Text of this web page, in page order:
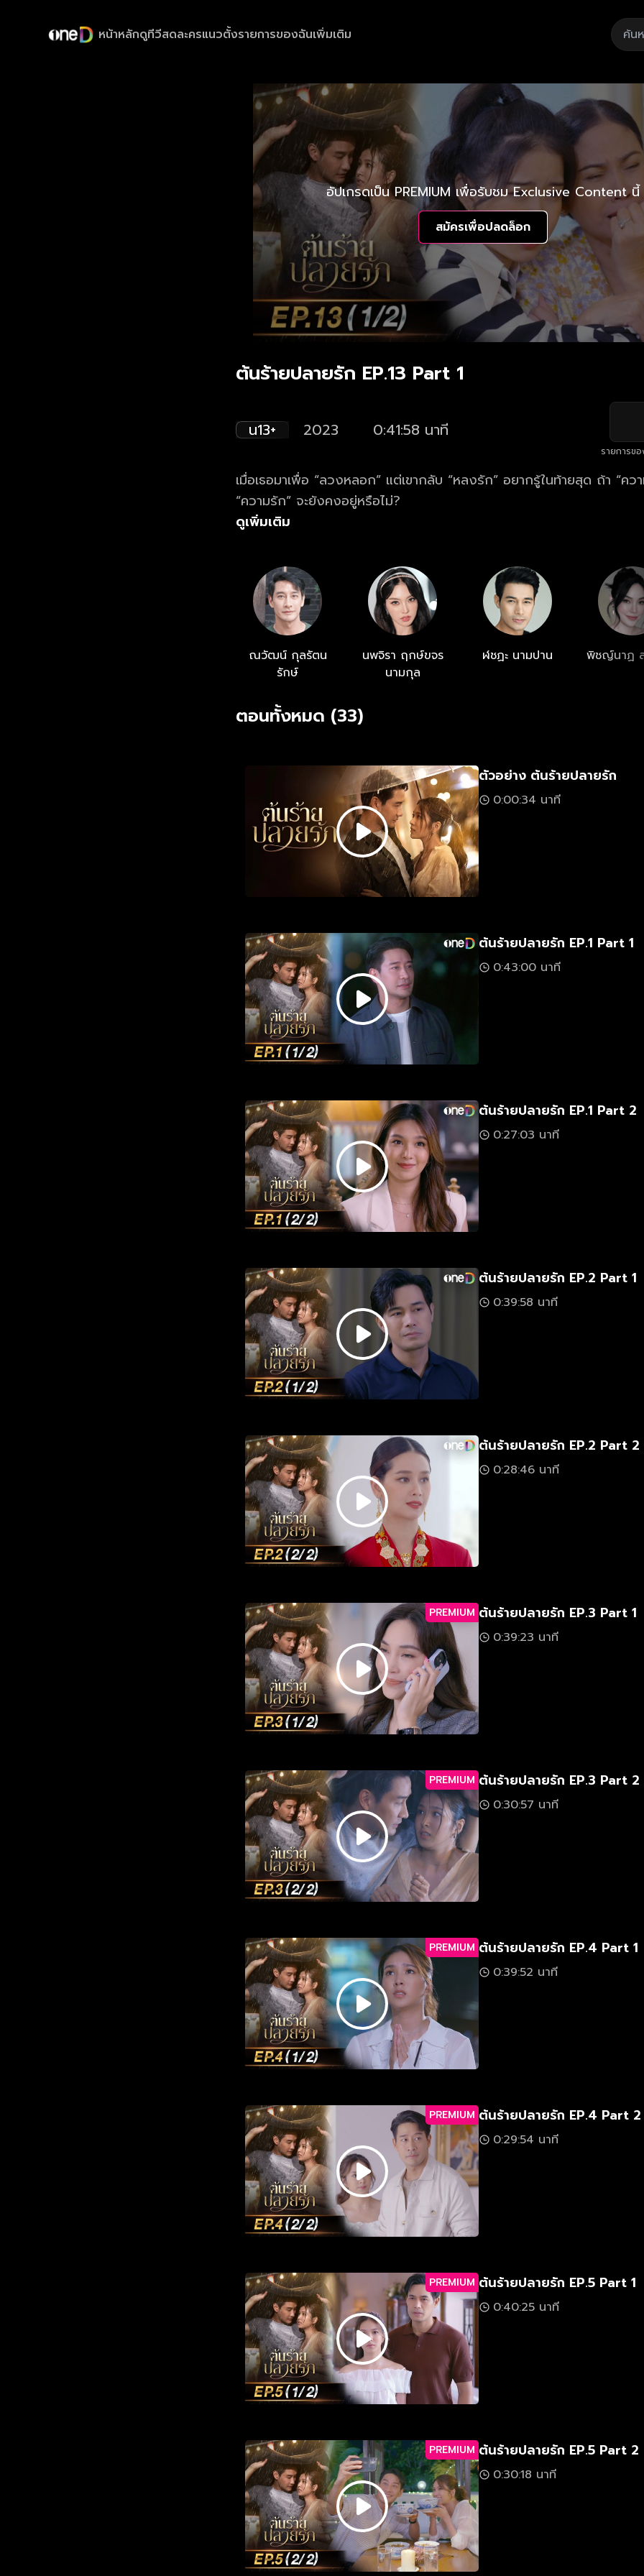
หน้าหลักดูทีวีสดละครแนวตั้งรายการของฉันเพิ่มเติม
อัปเกรดเป็น PREMIUM เพื่อรับชม Exclusive Content นี้
สมัครเพื่อปลดล็อก
ต้นร้ายปลายรัก EP.13 Part 1
น13+ 2023 0:41:58 นาที
รายการข
เมื่อเธอมาเพื่อ “ลวงหลอก” แต่เขากลับ “หลงรัก” อยากรู้ในท้ายสุด ถ้า “คว
“ความรัก” จะยังคงอยู่หรือไม่?
ดูเพิ่มเติม
ณวัฒน์ กุลรัตน
รักษ์
นพจิรา ฤกษ์ขจร
นามกุล
ฬชฏะ นามปาน พิชญ์นาฏ
ตอนทั้งหมด (33)
ตัวอย่าง ต้นร้ายปลายรัก
0:00:34 นาที
ต้นร้ายปลายรัก EP.1 Part 1
0:43:00 นาที
ต้นร้ายปลายรัก EP.1 Part 2
0:27:03 นาที
ต้นร้ายปลายรัก EP.2 Part 1
0:39:58 นาที
ต้นร้ายปลายรัก EP.2 Part 2
0:28:46 นาที
PREMIUM ต้นร้ายปลายรัก EP.3 Part 1
0:39:23 นาที
PREMIUM ต้นร้ายปลายรัก EP.3 Part 2
0:30:57 นาที
PREMIUM ต้นร้ายปลายรัก EP.4 Part 1
0:39:52 นาที
PREMIUM ต้นร้ายปลายรัก EP.4 Part 2
0:29:54 นาที
PREMIUM ต้นร้ายปลายรัก EP.5 Part 1
0:40:25 นาที
PREMIUM ต้นร้ายปลายรัก EP.5 Part 2
0:30:18 นาที